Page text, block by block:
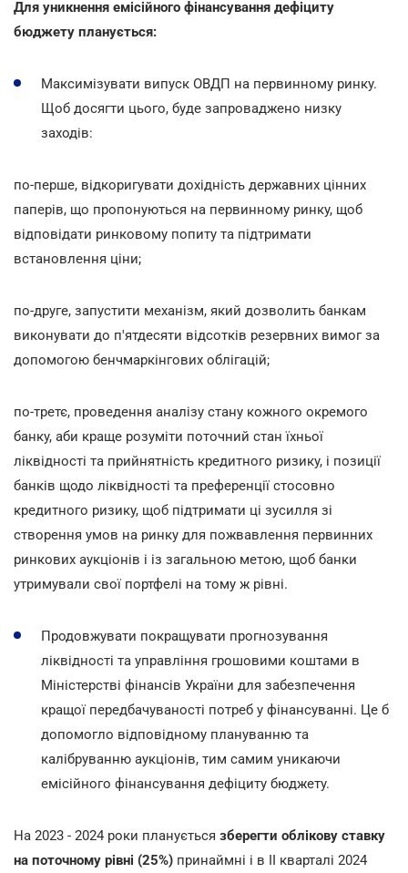
Для уникнення емісійного фінансування дефіциту
бюджету планується:
Максимізувати випуск ОВДП на первинному ринку.
Щоб досягти цього, буде запроваджено низку
заходів:
по-перше, відкоригувати дохідність державних цінних
паперів, що пропонуються на первинному ринку, щоб
відповідати ринковому попиту та підтримати
встановлення ціни;
по-друге, запустити механізм, який дозволить банкам
виконувати до п'ятдесяти відсотків резервних вимог за
допомогою бенчмаркінгових облігацій;
по-третє, проведення аналізу стану кожного окремого
банку, аби краще розуміти поточний стан їхньої
ліквідності та прийнятність кредитного ризику, і позиції
банків щодо ліквідності та преференції стосовно
кредитного ризику, щоб підтримати ці зусилля зі
створення умов на ринку для пожвавлення первинних
ринкових аукціонів і із загальною метою, щоб банки
утримували свої портфелі на тому ж рівні.
Продовжувати покращувати прогнозування
ліквідності та управління грошовими коштами в
Міністерстві фінансів України для забезпечення
кращої передбачуваності потреб у фінансуванні. Це б
допомогло відповідному плануванню та
калібруванню аукціонів, тим самим уникаючи
емісійного фінансування дефіциту бюджету.
На 2023 - 2024 роки планується зберегти облікову ставку
на поточному рівні (25%) принаймні і в II кварталі 2024